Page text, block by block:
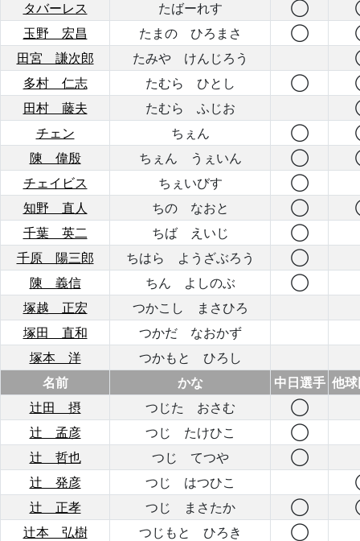
タバーレス たばーれす ◯
玉野 宏昌
たまの ひろまさ ◯
田宮 謙次郎
たみや けんじろう
多村 仁志
たむら ひとし ◯
田村 藤夫
たむら ふじお
チェン
ちぇん ◯
陳 偉殷
ちぇん うぇいん ◯
チェイビス
ちぇいびす
◯
知野 直人
ちの なおと ◯
千葉 英二
ちば えいじ
◯
千原 陽三郎
ちはら ようざぶろう
◯
陳 義信
ちん よしのぶ
◯
塚越 正宏
つかこし まさひろ
塚田 直和
つかだ なおかず
塚本 洋
つかもと ひろし
名前
かな 中日選手 他
辻田 摂
つじた おさむ
◯
辻 孟彦
つじ たけひこ
◯
辻 哲也
つじ てつや
◯
辻 発彦
つじ はつひこ
辻 正孝
つじ まさたか ◯
辻本 弘樹
つじもと ひろき
◯